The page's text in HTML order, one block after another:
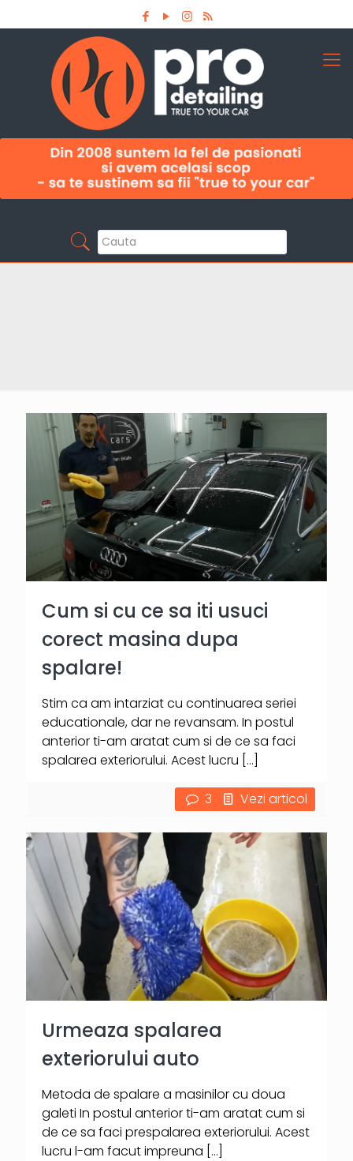
Cum si cu ce sa iti usuci
corect masina dupa
spalare!
Stim ca am intarziat cu continuarea seriei
educationale, dar ne revansam. In postul
anterior ti-am aratat cum si de ce sa faci
spalarea exteriorului. Acest lucru […]
3 Vezi articol
Urmeaza spalarea
exteriorului auto
Metoda de spalare a masinilor cu doua
galeti In postul anterior ti-am aratat cum si
de ce sa faci prespalarea exteriorului. Acest
lucru l-am facut impreuna […]
Aboneaza-te la newsletter
Pro Detailing
Sunt primul care afla noutatile din domeniu la